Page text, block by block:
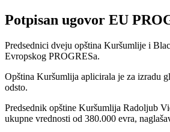
Potpisan ugovor EU
Predsednici dveju opština Kuršumlije i
Evropskog PROGRESa.
Opština Kuršumlija aplicirala je za izradu
odsto.
Predsednik opštine Kuršumlija Radoljub
ukupne vrednosti od 380.000 evra,